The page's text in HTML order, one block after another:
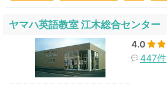
ヤマハ英語教室 江木総合センター
4.0
447件